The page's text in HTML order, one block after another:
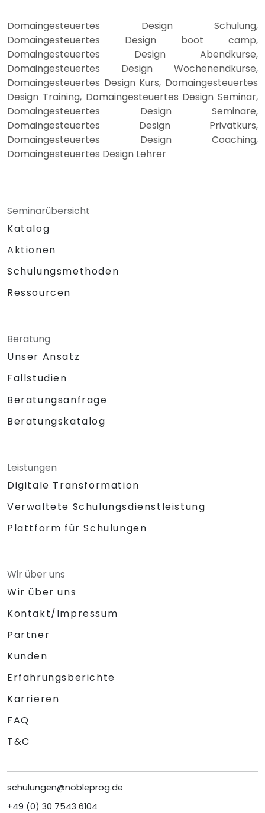
Domaingesteuertes Design Schulung,
Domaingesteuertes Design boot camp,
Domaingesteuertes Design Abendkurse,
Domaingesteuertes Design Wochenendkurse,
Domaingesteuertes Design Kurs, Domaingesteuertes
Design Training, Domaingesteuertes Design Seminar,
Domaingesteuertes Design Seminare,
Domaingesteuertes Design Privatkurs,
Domaingesteuertes Design Coaching,
Domaingesteuertes Design Lehrer
Seminarübersicht
Katalog
Aktionen
Schulungsmethoden
Ressourcen
Beratung
Unser Ansatz
Fallstudien
Beratungsanfrage
Beratungskatalog
Leistungen
Digitale Transformation
Verwaltete Schulungsdienstleistung
Plattform für Schulungen
Wir über uns
Wir über uns
Kontakt/Impressum
Partner
Kunden
Erfahrungsberichte
Karrieren
FAQ
T&C
schulungen@nobleprog.de
+49 (0) 30 7543 6104